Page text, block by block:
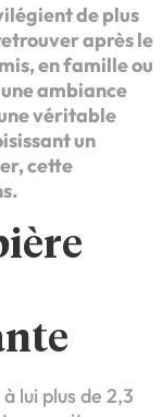
de plus
après le
en famille ou
ambiance
véritable
un
cette
lui plus de 2,3